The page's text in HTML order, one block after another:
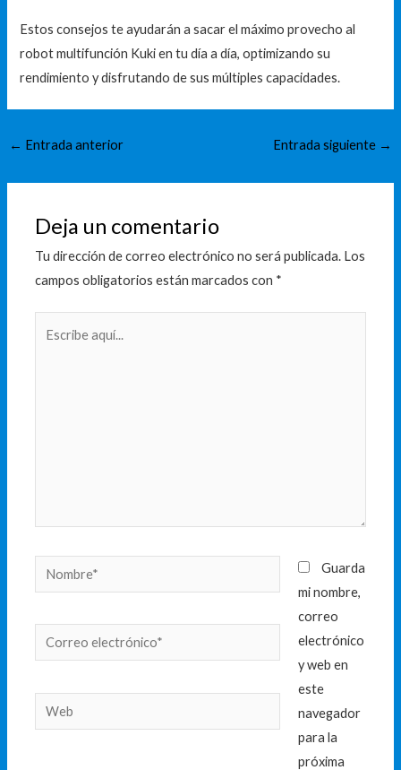
Estos consejos te ayudarán a sacar el máximo provecho al
robot multifunción Kuki en tu día a día, optimizando su
rendimiento y disfrutando de sus múltiples capacidades.
← Entrada anterior Entrada siguiente →
Deja un comentario
Tu dirección de correo electrónico no será publicada. Los
campos obligatorios están marcados con *
Nombre*
Correo
electrónico*
Web
Guarda
mi nombre,
correo
electrónico
y web en
este
navegador
para la
próxima